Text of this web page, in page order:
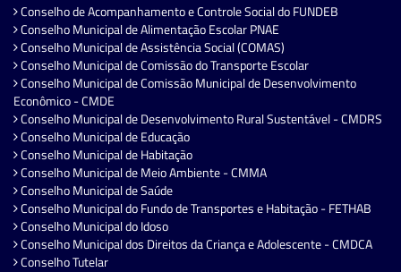
Conselho de Acompanhamento e Controle Social do FUNDEB
Conselho Municipal de Alimentação Escolar PNAE
Conselho Municipal de Assistência Social (COMAS)
Conselho Municipal de Comissão do Transporte Escolar
Conselho Municipal de Comissão Municipal de Desenvolvimento
Econômico - CMDE
Conselho Municipal de Desenvolvimento Rural Sustentável - CMDRS
Conselho Municipal de Educação
Conselho Municipal de Habitação
Conselho Municipal de Meio Ambiente - CMMA
Conselho Municipal de Saúde
Conselho Municipal do Fundo de Transportes e Habitação - FETHAB
Conselho Municipal do Idoso
Conselho Municipal dos Direitos da Criança e Adolescente - CMDCA
Conselho Tutelar